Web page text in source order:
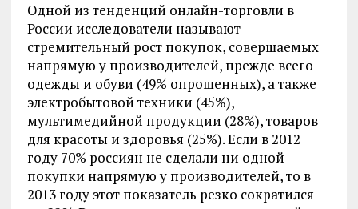
Одной из тенденций онлайн-торговли в
России исследователи называют
стремительный рост покупок, совершаемых
напрямую у производителей, прежде всего
одежды и обуви (49% опрошенных), а также
электробытовой техники (45%),
мультимедийной продукции (28%), товаров
для красоты и здоровья (25%). Если в 2012
году 70% россиян не сделали ни одной
покупки напрямую у производителей, то в
2013 году этот показатель резко сократился